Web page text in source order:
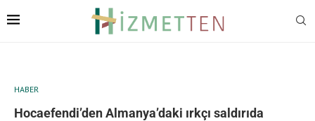
HABER
Hocaefendi’den Almanya’daki ırkçı saldırıda